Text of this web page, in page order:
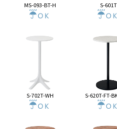
MS-093-BT-H S-601T
S-702T-WH S-620T-FT-